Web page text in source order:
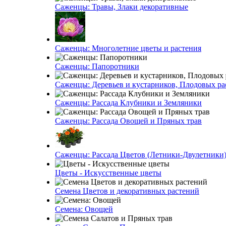
Саженцы: Травы, Злаки декоративные
Саженцы: Многолетние цветы и растения
Саженцы: Папоротники
Саженцы: Деревьев и кустарников, Плодовых
Саженцы: Рассада Клубники и Земляники
Саженцы: Рассада Овощей и Пряных трав
Саженцы: Рассада Цветов (Летники-Двулетники)
Цветы - Искусственные цветы
Семена Цветов и декоративных растений
Семена: Овощей